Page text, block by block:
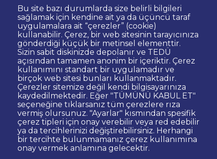
Officer
aytaj.aliyeva@tedu.edu.tr
Bu site bazı durumlarda size belirli bilgileri
sağlamak için kendine ait ya da üçüncü taraf
uygulamalara ait “çerezler” (cookie)
kullanabilir. Çerez, bir web sitesinin tarayıcınıza
gönderdiği küçük bir metinsel elementtir.
Sizin sabit diskinizde depolanır ve TEDÜ
açısından tamamen anonim bir içeriktir. Çerez
kullanımını standart bir uygulamadır ve
birçok web sitesi bunları kullanmaktadır.
Çerezler sitemize değil kendi bilgisayarınıza
kaydedilmektedir. Eğer "TÜMÜNÜ KABUL ET"
seçeneğine tıklarsanız tüm çerezlere rıza
vermiş olursunuz. "Ayarlar" kısmından spesifik
çerez tipleri için onay verebilir veya red edebilir
ya da tercihlerinizi değiştirebilirsiniz. Herhangi
bir tercihte bulunmamanız çerez kullanımına
onay vermek anlamına gelecektir.
Dipnot
Contact
© TED University. Ziya Gökalp Caddesi No:48 06420, Kolej
Çankaya - Ankara
TED
TED